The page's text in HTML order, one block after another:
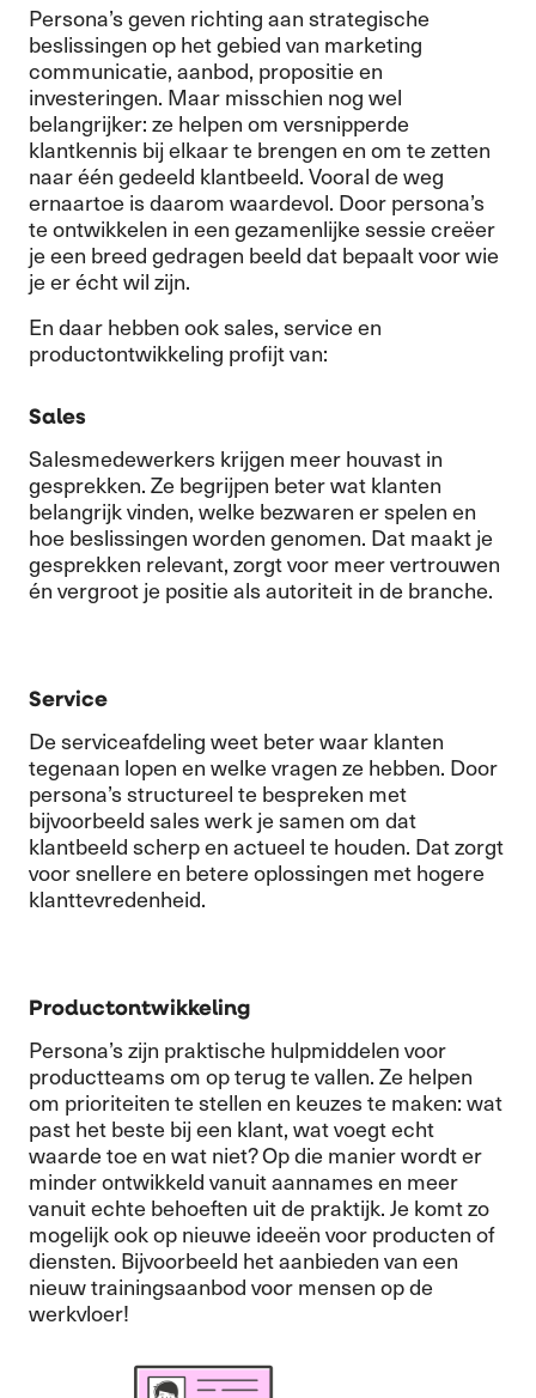
Persona’s geven richting aan strategische
beslissingen op het gebied van marketing
communicatie, aanbod, propositie en
investeringen. Maar misschien nog wel
belangrijker: ze helpen om versnipperde
klantkennis bij elkaar te brengen en om te zetten
naar één gedeeld klantbeeld. Vooral de weg
ernaartoe is daarom waardevol. Door persona’s
te ontwikkelen in een gezamenlijke sessie creëer
je een breed gedragen beeld dat bepaalt voor wie
je er écht wil zijn.
En daar hebben ook sales, service en
productontwikkeling profijt van:
Sales
Salesmedewerkers krijgen meer houvast in
gesprekken. Ze begrijpen beter wat klanten
belangrijk vinden, welke bezwaren er spelen en
hoe beslissingen worden genomen. Dat maakt je
gesprekken relevant, zorgt voor meer vertrouwen
én vergroot je positie als autoriteit in de branche.
Service
De serviceafdeling weet beter waar klanten
tegenaan lopen en welke vragen ze hebben. Door
persona’s structureel te bespreken met
bijvoorbeeld sales werk je samen om dat
klantbeeld scherp en actueel te houden. Dat zorgt
voor snellere en betere oplossingen met hogere
klanttevredenheid.
Productontwikkeling
Persona’s zijn praktische hulpmiddelen voor
productteams om op terug te vallen. Ze helpen
om prioriteiten te stellen en keuzes te maken: wat
past het beste bij een klant, wat voegt echt
waarde toe en wat niet? Op die manier wordt er
minder ontwikkeld vanuit aannames en meer
vanuit echte behoeften uit de praktijk. Je komt zo
mogelijk ook op nieuwe ideeën voor producten of
diensten. Bijvoorbeeld het aanbieden van een
nieuw trainingsaanbod voor mensen op de
werkvloer!